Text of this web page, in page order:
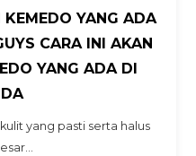
KEMEDO YANG ADA
CARA INI AKAN
YANG ADA DI
yang pasti serta halus